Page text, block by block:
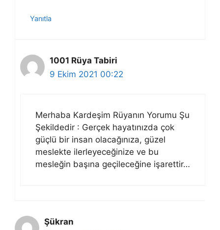
Yanıtla
1001 Rüya Tabiri
9 Ekim 2021 00:22
Merhaba Kardeşim Rüyanın Yorumu Şu
Şekildedir : Gerçek hayatınızda çok
güçlü bir insan olacağınıza, güzel
meslekte ilerleyeceğinize ve bu
mesleğin başına geçileceğine işarettir…
Şükran